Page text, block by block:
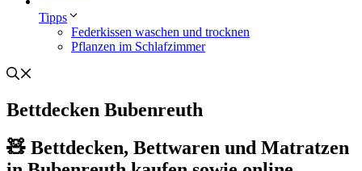
Tipps
Federkissen waschen und trocknen
Pflanzen im Schlafzimmer
Bettdecken Bubenreuth
🧸 Bettdecken, Bettwaren und Matratzen